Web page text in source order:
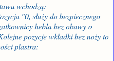
wchodzą:
"0, służy do bezpiecznego
hebla bez obawy o
pozycje wkładki bez noży to
plastra: